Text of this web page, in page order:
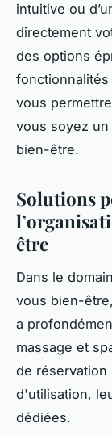
intuitive ou
directement
des options
vous
vous soyez
bien-être.
Solutions
être
Dans le
vous bien-
a
massage et
de réservation
d'utilisation,
dédiées.